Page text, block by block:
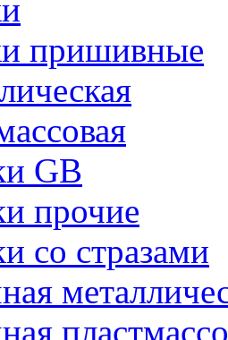
пришивные
GB
прочие
со стразами